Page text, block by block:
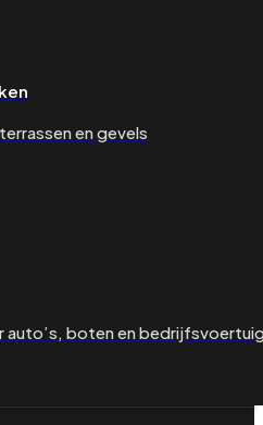
en gevels
auto’s, boten en